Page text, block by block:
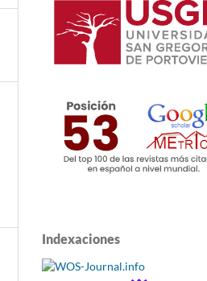
Indexaciones